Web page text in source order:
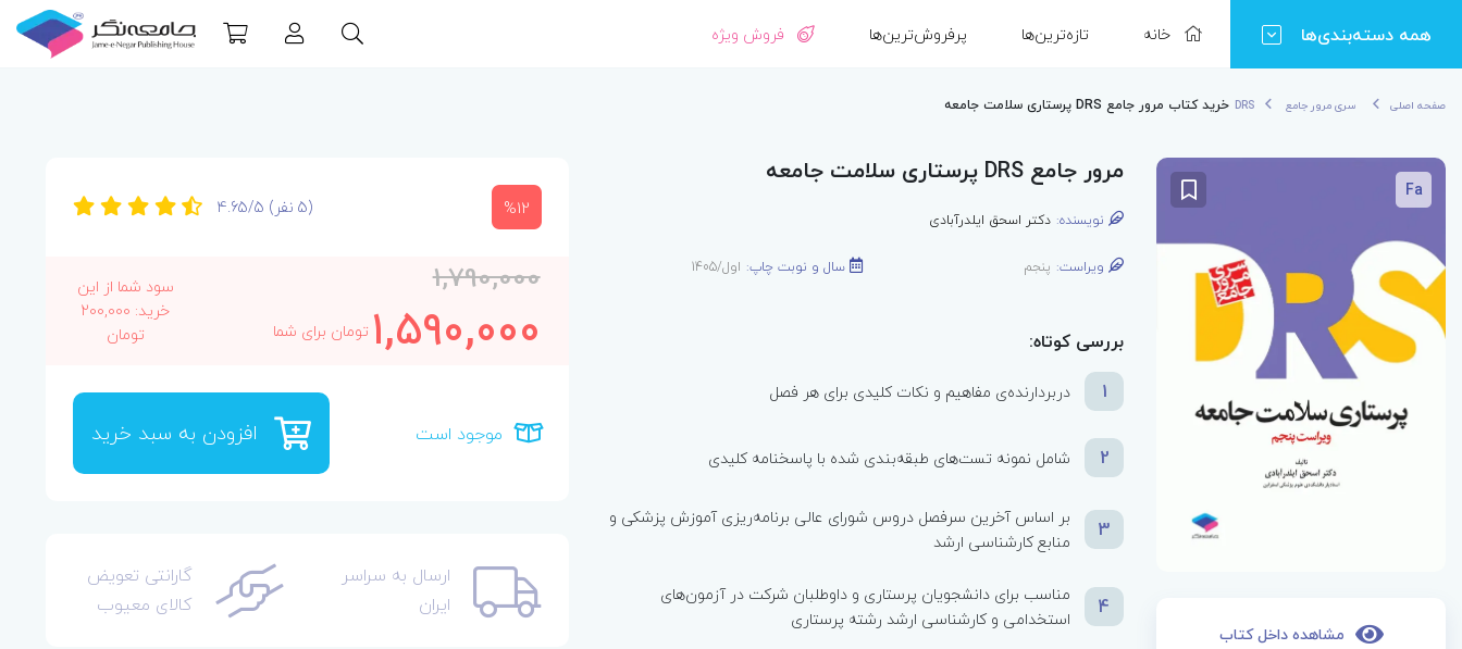
همه دسته‌بندی‌ها خانه تازه‌ترین‌ها پرفروش‌ترین‌ها فروش ویژه
صفحه اصلی سری مرور جامع DRS خرید کتاب مرور جامع DRS پرستاری سلامت جامعه
Fa
مشاهده داخل کتاب
مرور جامع DRS پرستاری سلامت جامعه
نویسنده: دکتر اسحق ایلدرآبادی
ویراست: پنجم سال و نوبت چاپ: اول/1405
بررسی کوتاه:
1
دربردارنده‌ی مفاهیم و نکات کلیدی برای هر فصل
2 شامل نمونه تست‌های طبقه‌بندی شده با پاسخنامه کلیدی
3
بر اساس آخرین سرفصل دروس شورای عالی برنامه‌ریزی آموزش پزشکی و
منابع کارشناسی ارشد
4
مناسب برای دانشجویان پرستاری و داوطلبان شرکت در آزمون‌های
استخدامی و کارشناسی ارشد رشته پرستاری
%12
4.65/5 (5 نفر)
1,790,000
1,590,000 تومان برای شما
سود شما از این
خرید: 200,000
تومان
موجود است افزودن به سبد خرید
ارسال به سراسر
ایران
گارانتی تعویض
کالای معیوب